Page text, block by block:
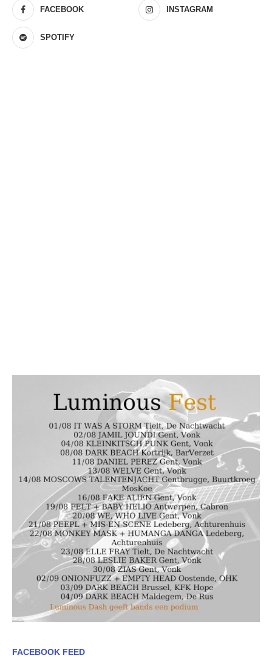
FACEBOOK INSTAGRAM
SPOTIFY
FACEBOOK FEED